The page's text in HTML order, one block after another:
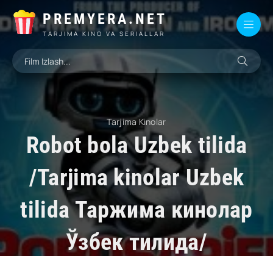
PREMYERA.NET
TARJIMA KINO VA SERIALLAR
Tarjima Kinolar
Robot bola Uzbek tilida
/Tarjima kinolar Uzbek
tilida Таржима кинолар
Ўзбек тилида/